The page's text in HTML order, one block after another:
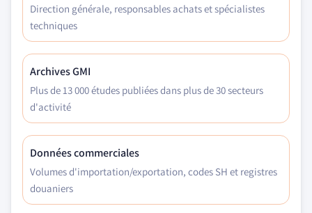
Direction générale, responsables achats et spécialistes
techniques
Archives GMI
Plus de 13 000 études publiées dans plus de 30 secteurs
d'activité
Données commerciales
Volumes d'importation/exportation, codes SH et registres
douaniers